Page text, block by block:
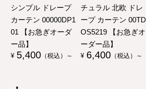
シンプル ドレープ
カーテン 00000DP1
01 【お急ぎオーダ
ー品】
¥ 5,400 （税込）～
チュラル 北欧 ドレ
ープ カーテン 00TD
OS5219 【お急ぎオ
ーダー品】
¥ 6,400 （税込）～